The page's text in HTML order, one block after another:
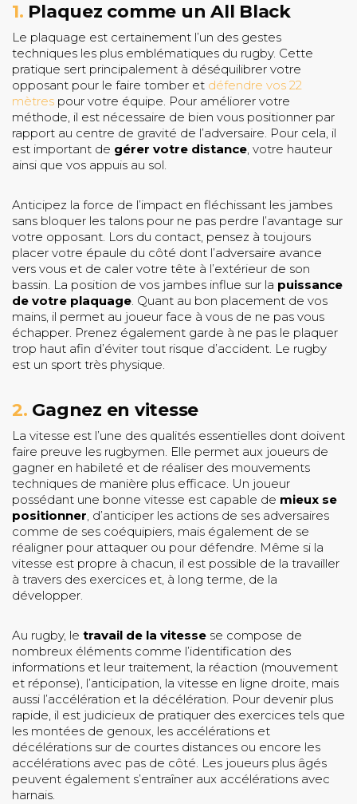
1. Plaquez comme un All Black
Le plaquage est certainement l’un des gestes
techniques les plus emblématiques du rugby. Cette
pratique sert principalement à déséquilibrer votre
opposant pour le faire tomber et défendre vos 22
mètres pour votre équipe. Pour améliorer votre
méthode, il est nécessaire de bien vous positionner par
rapport au centre de gravité de l’adversaire. Pour cela, il
est important de gérer votre distance, votre hauteur
ainsi que vos appuis au sol.
Anticipez la force de l’impact en fléchissant les jambes
sans bloquer les talons pour ne pas perdre l’avantage sur
votre opposant. Lors du contact, pensez à toujours
placer votre épaule du côté dont l’adversaire avance
vers vous et de caler votre tête à l’extérieur de son
bassin. La position de vos jambes influe sur la puissance
de votre plaquage. Quant au bon placement de vos
mains, il permet au joueur face à vous de ne pas vous
échapper. Prenez également garde à ne pas le plaquer
trop haut afin d’éviter tout risque d’accident. Le rugby
est un sport très physique.
2. Gagnez en vitesse
La vitesse est l’une des qualités essentielles dont doivent
faire preuve les rugbymen. Elle permet aux joueurs de
gagner en habileté et de réaliser des mouvements
techniques de manière plus efficace. Un joueur
possédant une bonne vitesse est capable de mieux se
positionner, d’anticiper les actions de ses adversaires
comme de ses coéquipiers, mais également de se
réaligner pour attaquer ou pour défendre. Même si la
vitesse est propre à chacun, il est possible de la travailler
à travers des exercices et, à long terme, de la
développer.
Au rugby, le travail de la vitesse se compose de
nombreux éléments comme l’identification des
informations et leur traitement, la réaction (mouvement
et réponse), l’anticipation, la vitesse en ligne droite, mais
aussi l’accélération et la décélération. Pour devenir plus
rapide, il est judicieux de pratiquer des exercices tels que
les montées de genoux, les accélérations et
décélérations sur de courtes distances ou encore les
accélérations avec pas de côté. Les joueurs plus âgés
peuvent également s’entraîner aux accélérations avec
harnais.